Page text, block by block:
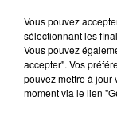
LE MAGASIN
Vous pouvez
sélectionnant les
Vous pouvez
accepter". Vos
pouvez mettre à jour
moment via le lien